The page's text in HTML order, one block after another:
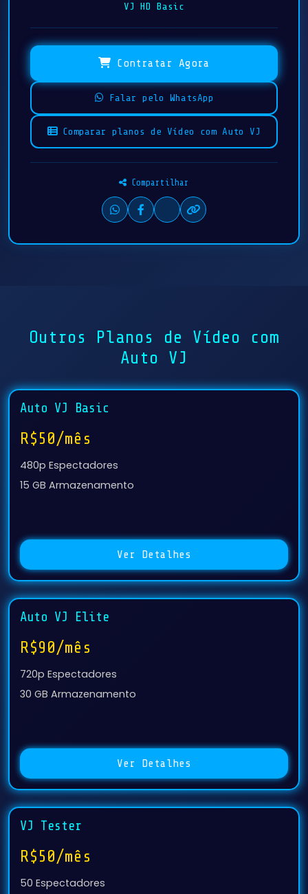
VJ HD Basic
Contratar Agora
Falar pelo WhatsApp
Comparar planos de Vídeo com Auto VJ
Compartilhar
Outros Planos de Vídeo com
Auto VJ
Auto VJ Basic
R$50/mês
480p Espectadores
15 GB Armazenamento
Ver Detalhes
Auto VJ Elite
R$90/mês
720p Espectadores
30 GB Armazenamento
Ver Detalhes
VJ Tester
R$50/mês
50 Espectadores